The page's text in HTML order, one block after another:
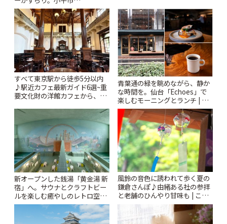
「Kimamaya T&K」 | ことりっ
ぷ
すべて東京駅から徒歩5分以内
♪駅近カフェ最新ガイド6選~重
要文化財の洋館カフェから、改
りっぷ
青葉通の緑を眺めながら、静か
な時間を。仙台「Echoes」で
楽しむモーニングとランチ | こ
とりっぷ
新オープンした銭湯「黄金湯 新
宿」へ。サウナとクラフトビー
ルを楽しむ癒やしのレトロ空間
| ことりっぷ
風鈴の音色に誘われて歩く夏の
鎌倉さんぽ♪由緒ある社の参拝
と老舗のひんやり甘味も | こと
りっぷ